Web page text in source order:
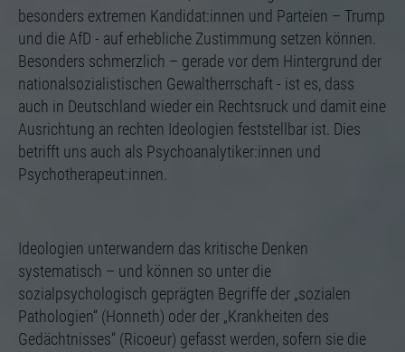
besonders extremen Kandidat:innen und Parteien – Trump
und die AfD - auf erhebliche Zustimmung setzen können.
Besonders schmerzlich – gerade vor dem Hintergrund der
nationalsozialistischen Gewaltherrschaft - ist es, dass
auch in Deutschland wieder ein Rechtsruck und damit eine
Ausrichtung an rechten Ideologien feststellbar ist. Dies
betrifft uns auch als Psychoanalytiker:innen und
Psychotherapeut:innen.
Ideologien unterwandern das kritische Denken
systematisch – und können so unter die
sozialpsychologisch geprägten Begriffe der „sozialen
Pathologien“ (Honneth) oder der „Krankheiten des
Gedächtnisses“ (Ricoeur) gefasst werden, sofern sie die
Einstellungen, falls der Webseiten-Betreiber dies
eingestellt hat.